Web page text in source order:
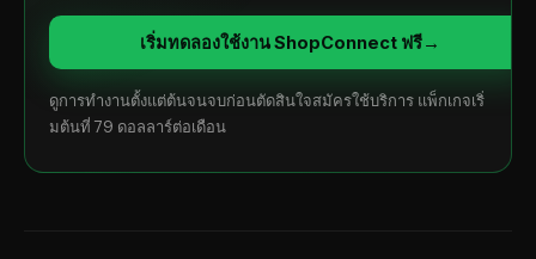
เริ่มทดลองใช้งาน ShopConnect ฟรี→
ดูการทำงานตั้งแต่ต้นจนจบก่อนตัดสินใจสมัครใช้บริการ แพ็กเกจเริ่
มต้นที่ 79 ดอลลาร์ต่อเดือน